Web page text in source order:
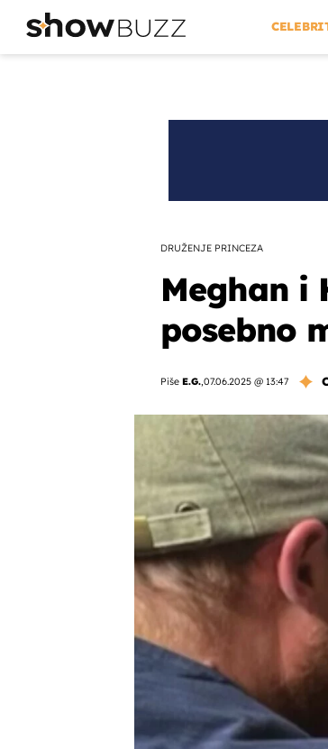
DRUŽENJE PRINCEZA
Meghan i
posebno
Piše E.G.,07.06.2025 @ 13:47